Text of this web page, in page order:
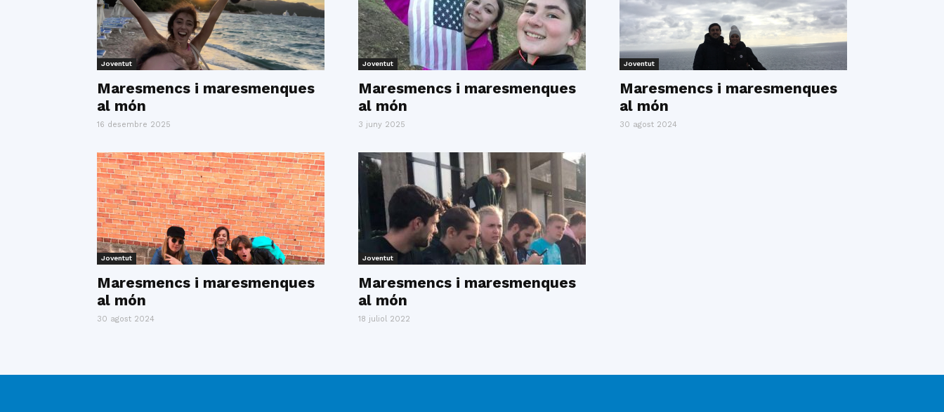
Comarcal
Maresme
Joventut
Maresmencs i maresmenques
al món
16 desembre 2025
Joventut
Maresmencs i maresmenques
al món
3 juny 2025
Joventut
Maresmencs i maresmenques
al món
30 agost 2024
Joventut
Maresmencs i maresmenques
al món
30 agost 2024
Joventut
Maresmencs i maresmenques
al món
18 juliol 2022